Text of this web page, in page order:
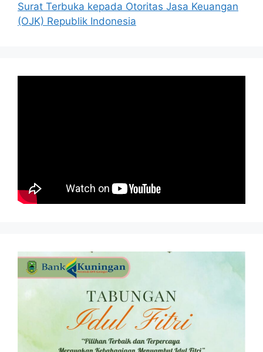
Surat Terbuka kepada Otoritas Jasa Keuangan
(OJK) Republik Indonesia